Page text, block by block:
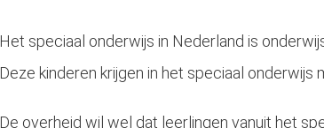
Het speciaal onderwijs in Nederland is
Deze kinderen krijgen in het speciaal
De overheid wil wel dat leerlingen vanuit het